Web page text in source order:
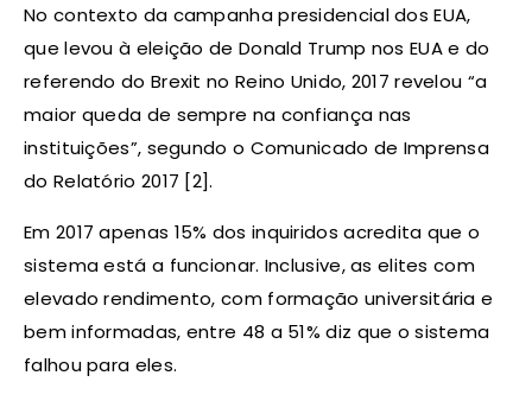
No contexto da campanha presidencial dos EUA,
que levou à eleição de Donald Trump nos EUA e do ​​
referendo do Brexit no Reino Unido, 2017 revelou “a
maior queda de sempre na confiança nas
instituições”, segundo o Comunicado de Imprensa
do Relatório 2017 [2].
Em 2017 apenas 15% dos inquiridos acredita que o
sistema está a funcionar. Inclusive, as elites com
elevado rendimento, com formação universitária e
bem informadas, entre 48 a 51% diz que o sistema
falhou para eles.